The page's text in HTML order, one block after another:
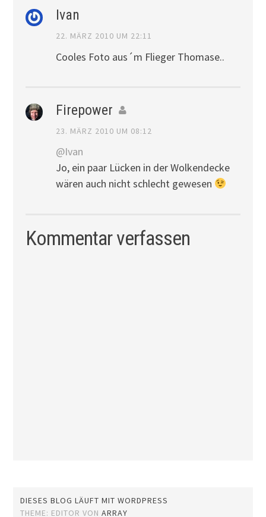
Ivan
22. MÄRZ 2010 UM 22:11
Cooles Foto aus´m Flieger Thomase..
Firepower
23. MÄRZ 2010 UM 08:12
@Ivan
Jo, ein paar Lücken in der Wolkendecke
wären auch nicht schlecht gewesen
Kommentar verfassen
DIESES BLOG LÄUFT MIT WORDPRESS
THEME: EDITOR VONARRAY